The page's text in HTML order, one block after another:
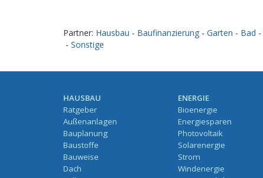
Partner: Hausbau - Baufinanzierung - Garten - Bad -
- Sonstige
HAUSBAU
Ratgeber
Außenanlagen
Bauplanung
Baustoffe
Bauweise
Dach
ENERGIE
Bioenergie
Energiesparen
Photovoltaik
Solarenergie
Strom
Windenergie